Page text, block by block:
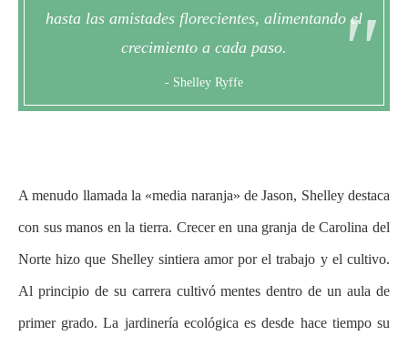
hasta las amistades florecientes, alimentando el
crecimiento a cada paso.
- Shelley Ryffe
A menudo llamada la «media naranja» de Jason, Shelley destaca
con sus manos en la tierra. Crecer en una granja de Carolina del
Norte hizo que Shelley sintiera amor por el trabajo y el cultivo.
Al principio de su carrera cultivó mentes dentro de un aula de
primer grado. La jardinería ecológica es desde hace tiempo su